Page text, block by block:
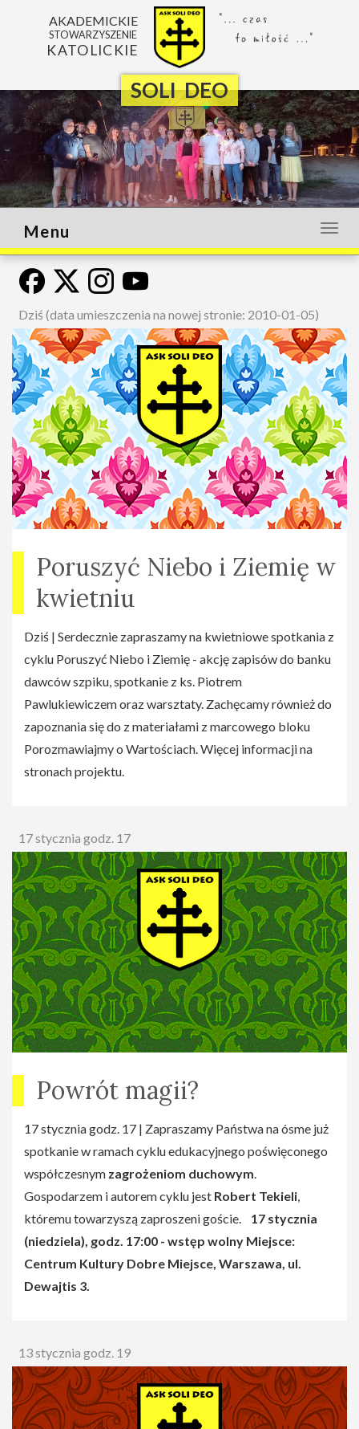
SOLI DEO
AKADEMICKIE
STOWARZYSZENIE
KATOLICKIE
lub
Menu
Dziś (data umieszczenia na nowej stronie: 2010-01-05)
Poruszyć Niebo i Ziemię w
kwietniu
Dziś | Serdecznie zapraszamy na kwietniowe spotkania z
cyklu Poruszyć Niebo i Ziemię - akcję zapisów do banku
dawców szpiku, spotkanie z ks. Piotrem
Pawlukiewiczem oraz warsztaty. Zachęcamy również do
zapoznania się do z materiałami z marcowego bloku
Porozmawiajmy o Wartościach. Więcej informacji na
stronach projektu.
17 stycznia godz. 17
Powrót magii?
17 stycznia godz. 17 | Zapraszamy Państwa na ósme już
spotkanie w ramach cyklu edukacyjnego poświęconego
współczesnym zagrożeniom duchowym.
Gospodarzem i autorem cyklu jest Robert Tekieli,
któremu towarzyszą zaproszeni goście. 17 stycznia
(niedziela), godz. 17:00 - wstęp wolny Miejsce:
Centrum Kultury Dobre Miejsce, Warszawa, ul.
Dewajtis 3.
13 stycznia godz. 19